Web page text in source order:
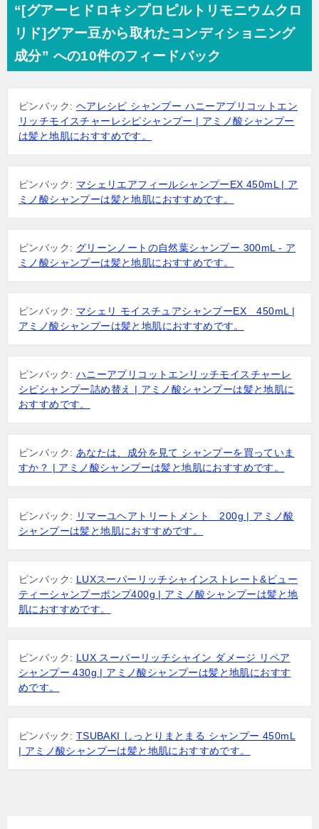
ビ
ー
ョ
ン
“[グアーヒドロキシプロピルトリモニウムクロ
リド]グアー豆から取れたコンディショニング
成分” への10件のフィードバック
ピンバック: ヘアレシピ シャンプー ハニーアプリコットエン
リッチモイスチャーレシピシャンプー | アミノ酸シャンプー
は髪と地肌におすすめです。
ピンバック: マシェリエアフィールシャンプーEX 450mL | ア
ミノ酸シャンプーは髪と地肌におすすめです。
ピンバック: グリーンノートの自然葉シャンプー 300mL - ア
ミノ酸シャンプーは髪と地肌におすすめです。
ピンバック: マシェリ モイスチュアシャンプーEX 450mL |
アミノ酸シャンプーは髪と地肌におすすめです。
ピンバック: ハニーアプリコットエンリッチモイスチャーレ
シピシャンプー詰め替え | アミノ酸シャンプーは髪と地肌に
おすすめです。
ピンバック: あなたは、成分を見て シャンプーを買っていま
すか？ | アミノ酸シャンプーは髪と地肌におすすめです。
ピンバック: リマーユヘアトリートメント 200g | アミノ酸
シャンプーは髪と地肌におすすめです。
ピンバック: LUXスーパーリッチシャインストレート&ビュー
ティーシャンプーポンプ400g | アミノ酸シャンプーは髪と地
肌におすすめです。
ピンバック: LUX スーパーリッチシャイン ダメージ リペア
シャンプー 430g | アミノ酸シャンプーは髪と地肌におすす
めです。
ピンバック: TSUBAKI しっとりまとまる シャンプー 450mL
| アミノ酸シャンプーは髪と地肌におすすめです。